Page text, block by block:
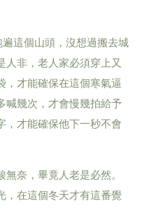
這個山頭，沒想過搬去城
人非，老人家必須穿上又
，才能確保在這個寒氣逼
喊幾次，才會慢幾拍給予
，才能確保他下一秒不會
奈，畢竟人老是必然。
，在這個冬天才有這番覺